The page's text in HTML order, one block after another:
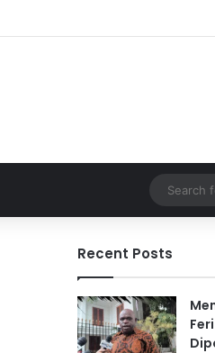
U-17 2026
Recent Posts